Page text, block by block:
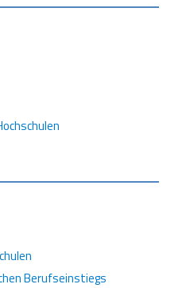
Berufseinstiegs